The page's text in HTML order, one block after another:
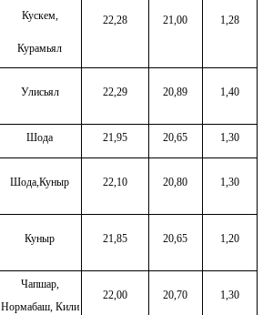
Кускем,
Курамьял
22,28 21,00 1,28
Улисьял 22,29 20,89 1,40
Шода 21,95 20,65 1,30
Шода,Куныр 22,10 20,80 1,30
Куныр 21,85 20,65 1,20
Чапшар,
Нормабаш, Кили
22,00 20,70 1,30